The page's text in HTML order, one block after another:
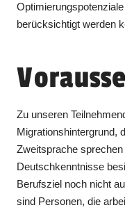
berücksichtigt werden
Zu unseren
Migrationshintergrund,
Zweitsprache
Deutschkenntnisse
Berufsziel noch nicht
sind Personen, die